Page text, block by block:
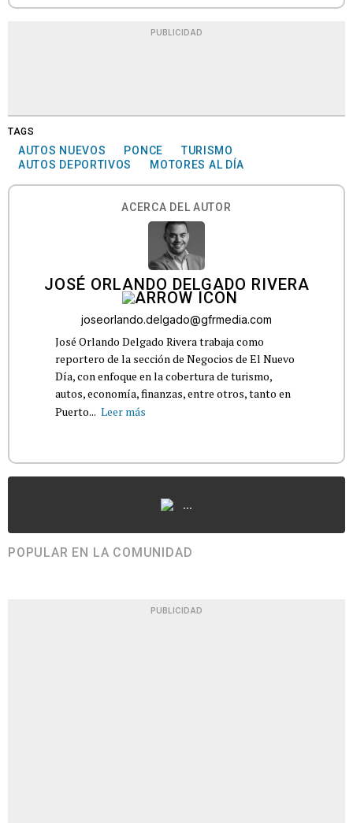
PUBLICIDAD
TAGS
AUTOS NUEVOS PONCE
TURISMO
AUTOS DEPORTIVOS
MOTORES AL DÍA
ACERCA DEL AUTOR
JOSÉ ORLANDO DELGADO RIVERA
joseorlando.delgado@gfrmedia.com
José Orlando Delgado Rivera trabaja como
reportero de la sección de Negocios de El Nuevo
Día, con enfoque en la cobertura de turismo,
autos, economía, finanzas, entre otros, tanto en
Puerto... Leer más
...
POPULAR EN LA COMUNIDAD
PUBLICIDAD